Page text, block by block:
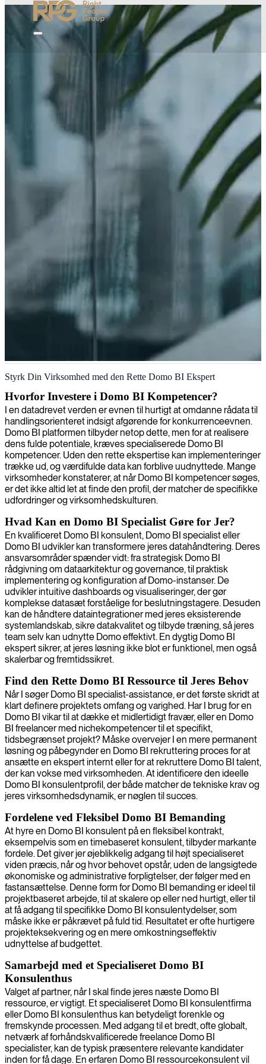
Domo BI-konsulent
Styrk Din Virksomhed med den Rette Domo BI Ekspert
Hvorfor Investere i Domo BI Kompetencer?
I en datadrevet verden er evnen til hurtigt at omdanne rådata til
handlingsorienteret indsigt afgørende for konkurrenceevnen.
Domo BI platformen tilbyder netop dette, men for at realisere
dens fulde potentiale, kræves specialiserede Domo BI
kompetencer. Uden den rette ekspertise kan implementeringer
trække ud, og værdifulde data kan forblive uudnyttede. Mange
virksomheder konstaterer, at når Domo BI kompetencer søges,
er det ikke altid let at finde den profil, der matcher de specifikke
udfordringer og virksomhedskulturen.
Hvad Kan en Domo BI Specialist Gøre for Jer?
En kvalificeret Domo BI konsulent, Domo BI specialist eller
Domo BI udvikler kan transformere jeres datahåndtering. Deres
ansvarsområder spænder vidt: fra strategisk Domo BI
rådgivning om dataarkitektur og governance, til praktisk
implementering og konfiguration af Domo-instanser. De
udvikler intuitive dashboards og visualiseringer, der gør
komplekse datasæt forståelige for beslutningstagere. Desuden
kan de håndtere dataintegrationer med jeres eksisterende
systemlandskab, sikre datakvalitet og tilbyde træning, så jeres
team selv kan udnytte Domo effektivt. En dygtig Domo BI
ekspert sikrer, at jeres løsning ikke blot er funktionel, men også
skalerbar og fremtidssikret.
Find den Rette Domo BI Ressource til Jeres Behov
Når I søger Domo BI specialist-assistance, er det første skridt at
klart definere projektets omfang og varighed. Har I brug for en
Domo BI vikar til at dække et midlertidigt fravær, eller en Domo
BI freelancer med nichekompetencer til et specifikt,
tidsbegrænset projekt? Måske overvejer I en mere permanent
løsning og påbegynder en Domo BI rekruttering proces for at
ansætte en ekspert internt eller for at rekruttere Domo BI talent,
der kan vokse med virksomheden. At identificere den ideelle
Domo BI konsulentprofil, der både matcher de tekniske krav og
jeres virksomhedsdynamik, er nøglen til succes.
Fordelene ved Fleksibel Domo BI Bemanding
At hyre en Domo BI konsulent på en fleksibel kontrakt,
eksempelvis som en timebaseret konsulent, tilbyder markante
fordele. Det giver jer øjeblikkelig adgang til højt specialiseret
viden præcis, når og hvor behovet opstår, uden de langsigtede
økonomiske og administrative forpligtelser, der følger med en
fastansættelse. Denne form for Domo BI bemanding er ideel til
projektbaseret arbejde, til at skalere op eller ned hurtigt, eller til
at få adgang til specifikke Domo BI konsulentydelser, som
måske ikke er påkrævet på fuld tid. Resultatet er ofte hurtigere
projekteksekvering og en mere omkostningseffektiv
udnyttelse af budgettet.
Samarbejd med et Specialiseret Domo BI
Konsulenthus
Valget af partner, når I skal finde jeres næste Domo BI
ressource, er vigtigt. Et specialiseret Domo BI konsulentfirma
eller Domo BI konsulenthus kan betydeligt forenkle og
fremskynde processen. Med adgang til et bredt, ofte globalt,
netværk af forhåndskvalificerede freelance Domo BI
specialister, kan de typisk præsentere relevante kandidater
inden for få dage. En erfaren Domo BI ressourcekonsulent vil